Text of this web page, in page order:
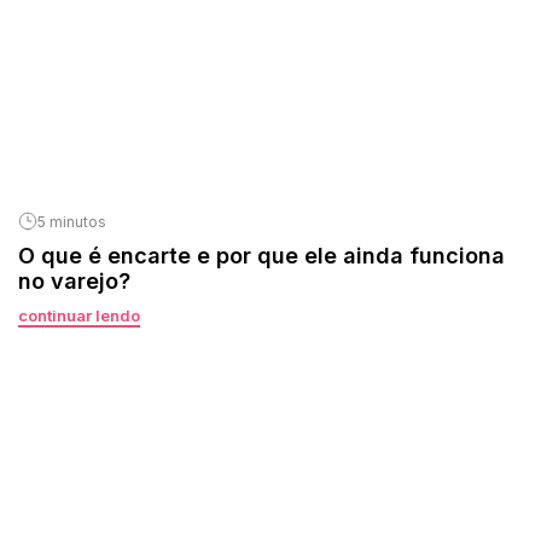
5 minutos
O que é encarte e por que ele ainda funciona
no varejo?
continuar lendo